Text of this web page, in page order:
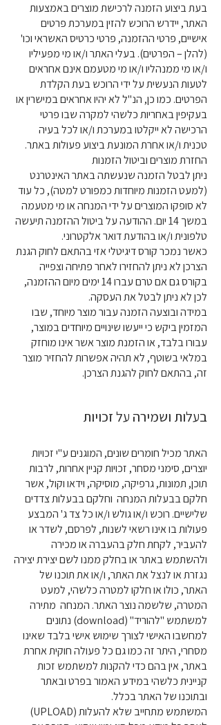
בעת ביצוע הזמנה לרכישת מוצרים באמצעות
האתר, יידרש הרוכש להזין במערכת פרטים
אישיים, פרטי ההזמנה, פרטי כרטיס האשראי וכו'
(להלן – הפרטים). בעלי האתר ו/או מי מפעיליו
ו/או מי ממנהליו ו/או מי מטעמם אינם אחראים
לטעות הנעשית על ידי הרוכש בעת הקלדת
הפרטים. כמו כן, הנ"ל לא יהיו אחראים במישרין או
בעקיפין באחריות כלשהי למקרה שבו פרטי
הרכישה לא ייקלטו במערכת ו/או לכל בעיה
טכנית ו/או אחרת המונעת ביצוע פעולות באתר.
החזרת מוצרים וביטול הזמנות
ניתן לבטל הזמנה שנעשתה באתר האינטרנט
(למעט הזמנות מיוחדות כמפורט למטה), כל עוד
לא סופקו המוצרים על ידי המנחה או מי מטעמה
במשך 14 יום. ההודעה על ביטול ההזמנה תיעשה
טלפונית ו/או בהודעת דואר אלקטרוני.
כאשר נמכר קורס דיגיטלי אזי בהתאם לחוק הגנת
הצרכן לא ניתן להחזירו לאחר פתיחה וצפייה
בקורס גם אם טרם עברו 14 ימים מיום ההזמנה,
לכן לא ניתן לבטל את העסקה.
במידה ובוצעה הזמנה עבור מוצר מיוחד, שבו
המזמין ביקש כי ייעשו שינויים מיוחדים במוצר,
עבורו בלבד, או הזמנת מוצר אשר אינו מוחזק
במלאי בשוטף, לא תהיה אפשרות להחזיר מוצר
זה, בהתאם לחוק להגנת הצרכן.
בעלות ושמירה על זכויות
האתר מכיל חומרים שונים, המוגנים ע"י זכויות
יוצרים, סימני מסחר, זכויות קניין אחרות, לרבות
תוכן, תמונות, גרפיקה, מוסיקה, וידאו וקול, אשר
חלקם בבעלות המנחה וחלקם בבעלות צדדים
שלישיים. רוכש ו/או גולש ו/או כל צד ג' המבצע
פעולות בו אינו רשאי לשנות, לפרסם, לשדר או
להעביר, לקחת חלק בהעברה או מכירה
ולהשתמש באתר או בחלק ממנו לשם יצירת יצירה
נגזרת או לנצל את האתר, ו/או את תוכנו של
האתר, כולו או חלקו למטרה כלשהי, למעט
המטרה, שלשמה נוצר האתר. המנחה מתירה
למשתמש "להוריד" (download) נתונים
למחשבו האישי לצורך שימוש אישי בלבד שאינו
מסחרי, היתר זה כמו גם כל פעולה חוקית אחרת
באתר, אין בהם כדי להקנות למשתמש זכות
קניינית כלשהי במידע האמור בפרט ובאתר
ובתוכנו של האתר בכלל.
המשתמש מתחייב שלא להעלות (UPLOAD)